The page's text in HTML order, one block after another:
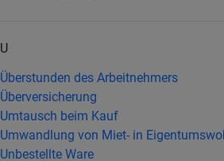
U
Überstunden des Arbeitnehmers
Überversicherung
Umtausch beim Kauf
Umwandlung von Miet- in
Unbestellte Ware